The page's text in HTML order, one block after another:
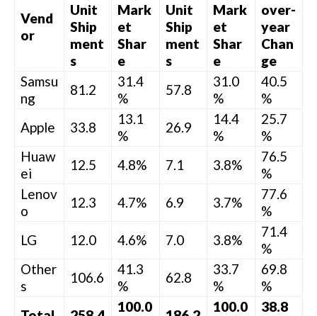
Vend
or
Unit
Ship
ment
s
Mark
et
Shar
e
Unit
Ship
ment
s
Mark
et
Shar
e
over-
year
Chan
ge
Samsu
ng
81.2
31.4
%
57.8
31.0
%
40.5
%
Apple
33.8
13.1
%
26.9
14.4
%
25.7
%
Huaw
ei
12.5 4.8% 7.1 3.8%
76.5
%
Lenov
o
12.3 4.7% 6.9 3.7%
77.6
%
LG
12.0 4.6% 7.0 3.8%
71.4
%
Other
s
106.6
41.3
%
62.8
33.7
%
69.8
%
100.0
100.0
38.8